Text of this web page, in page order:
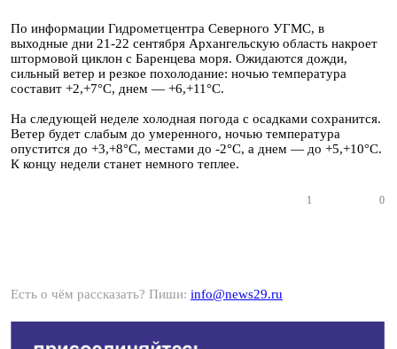
По информации Гидрометцентра Северного УГМС, в
выходные дни 21-22 сентября Архангельскую область накроет
штормовой циклон с Баренцева моря. Ожидаются дожди,
сильный ветер и резкое похолодание: ночью температура
составит +2,+7°С, днем — +6,+11°С.
На следующей неделе холодная погода с осадками сохранится.
Ветер будет слабым до умеренного, ночью температура
опустится до +3,+8°С, местами до -2°С, а днем — до +5,+10°С.
К концу недели станет немного теплее.
1 0
Есть о чём рассказать? Пиши: info@news29.ru